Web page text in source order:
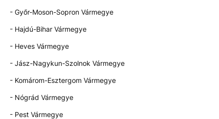
- Győr-Moson-Sopron Vármegye
- Hajdú-Bihar Vármegye
- Heves Vármegye
- Jász-Nagykun-Szolnok Vármegye
- Komárom-Esztergom Vármegye
- Nógrád Vármegye
- Pest Vármegye